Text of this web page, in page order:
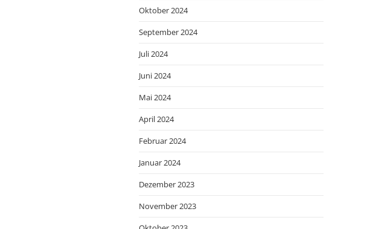
Oktober 2024
September 2024
Juli 2024
Juni 2024
Mai 2024
April 2024
Februar 2024
Januar 2024
Dezember 2023
November 2023